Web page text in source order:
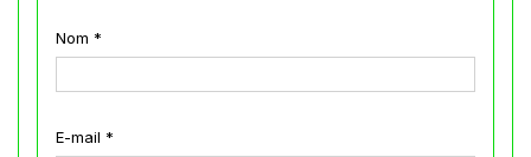
Nom *
E-mail *